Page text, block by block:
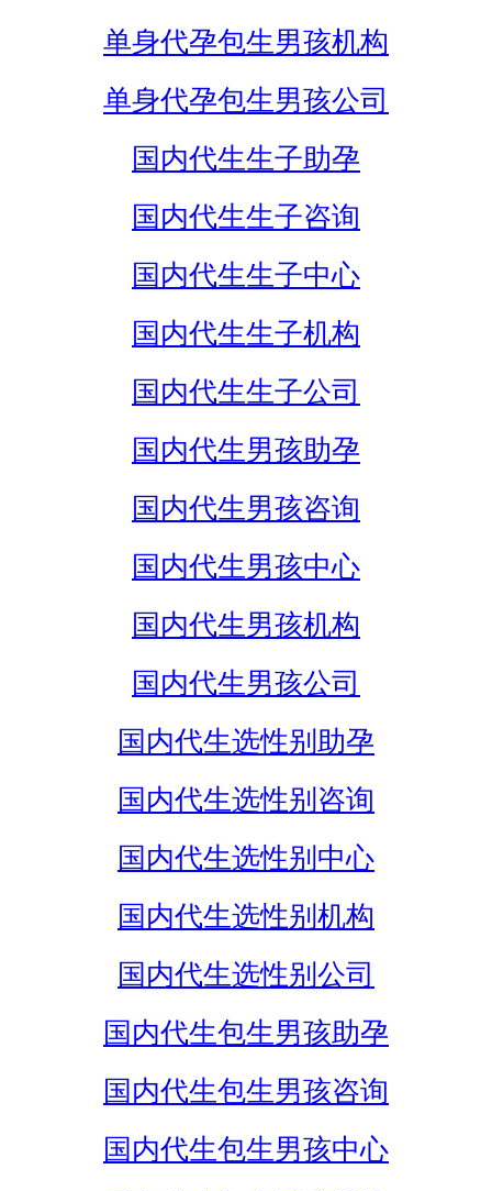
单身代孕包生男孩机构
单身代孕包生男孩公司
国内代生生子助孕
国内代生生子咨询
国内代生生子中心
国内代生生子机构
国内代生生子公司
国内代生男孩助孕
国内代生男孩咨询
国内代生男孩中心
国内代生男孩机构
国内代生男孩公司
国内代生选性别助孕
国内代生选性别咨询
国内代生选性别中心
国内代生选性别机构
国内代生选性别公司
国内代生包生男孩助孕
国内代生包生男孩咨询
国内代生包生男孩中心